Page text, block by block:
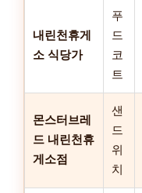
내린천휴게
소 식당가
푸
드
코
트
몬스터브레
드 내린천휴
게소점
샌
드
위
치